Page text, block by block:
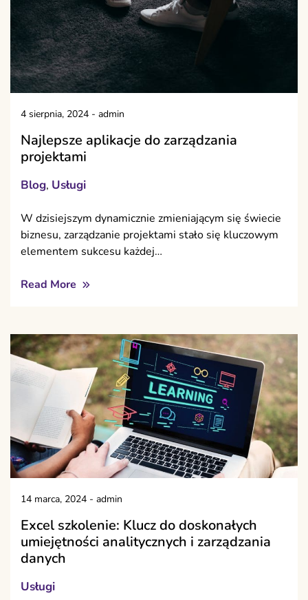
4 sierpnia, 2024 - admin
Najlepsze aplikacje do zarządzania
projektami
Blog, Usługi
W dzisiejszym dynamicznie zmieniającym się świecie
biznesu, zarządzanie projektami stało się kluczowym
elementem sukcesu każdej…
Read More
14 marca, 2024 - admin
Excel szkolenie: Klucz do doskonałych
umiejętności analitycznych i zarządzania
danych
Usługi